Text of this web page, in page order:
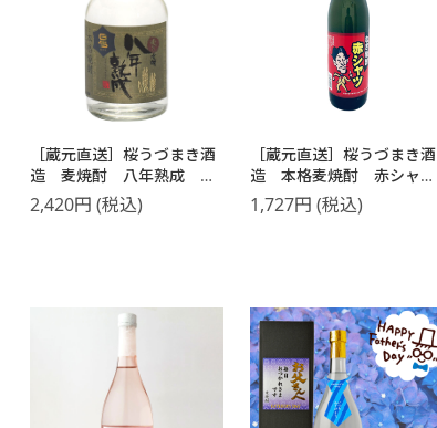
［蔵元直送］桜うづまき酒
造 麦焼酎 八年熟成
720ml
2,420円(税込)
［蔵元直送］桜うづまき酒
造 本格麦焼酎 赤シャ
ツ 900ml
1,727円(税込)